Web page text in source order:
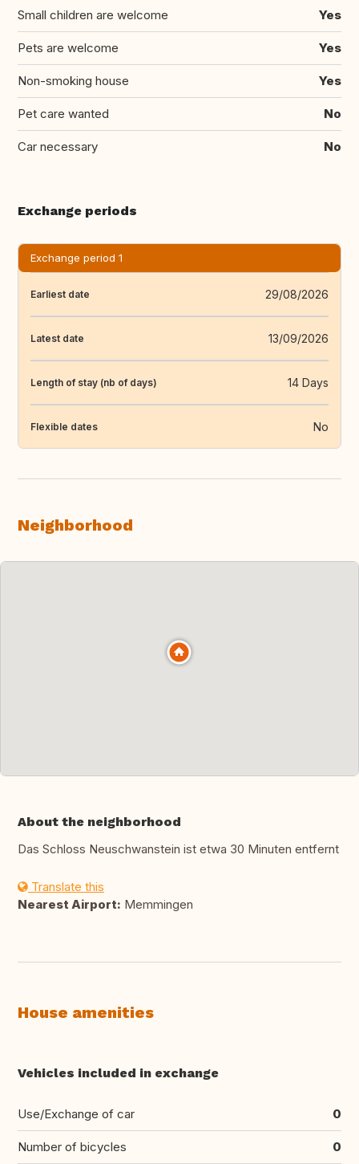
Small children are welcome Yes
Pets are welcome Yes
Non-smoking house Yes
Pet care wanted No
Car necessary No
Exchange periods
Exchange period 1
Earliest date 29/08/2026
Latest date 13/09/2026
Length of stay (nb of days) 14 Days
Flexible dates No
Neighborhood
About the neighborhood
Das Schloss Neuschwanstein ist etwa 30 Minuten entfernt
Translate this
Nearest Airport: Memmingen
House amenities
Vehicles included in exchange
Use/Exchange of car 0
Number of bicycles 0